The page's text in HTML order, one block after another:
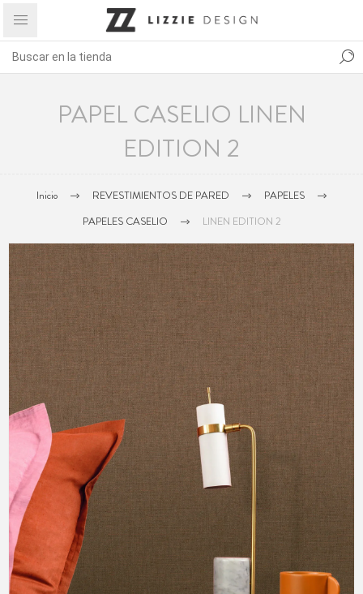
PAPEL CASELIO LINEN
EDITION 2
Inicio REVESTIMIENTOS DE PARED
PAPELES
PAPELES CASELIO
LINEN EDITION 2